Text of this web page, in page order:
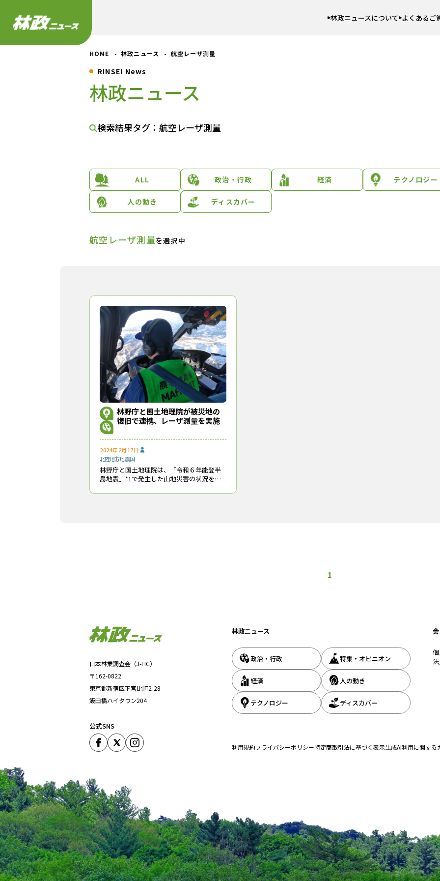
林政ニュースについて よくあるご
HOME 林政ニュース 航空レーザ測量
RINSEI News
林政ニュース
検索結果タグ：航空レーザ測量
ALL 政治・行政 経済 テクノロジー
人の動き ディスカバー
航空レーザ測量を選択中
林野庁と国土地理院が被災地の
復旧で連携、レーザ測量を実施
2024年2月17日
北陸地方地震国
林野庁と国土地理院は、「令和６年能登半
島地震」*1で発生した山地災害の状況を詳
ーザ測量を行うことにした（１月26日に発
1
日本林業調査会（J-FIC）
〒162-0822
東京都新宿区下宮比町2-28
飯田橋ハイタウン204
公式SNS
林政ニュース
政治・行政 特集・オピニオン
経済 人の動き
テクノロジー ディスカバー
利用規約プライバシーポリシー特定商取引法に基づく表示生成AI利用に関する